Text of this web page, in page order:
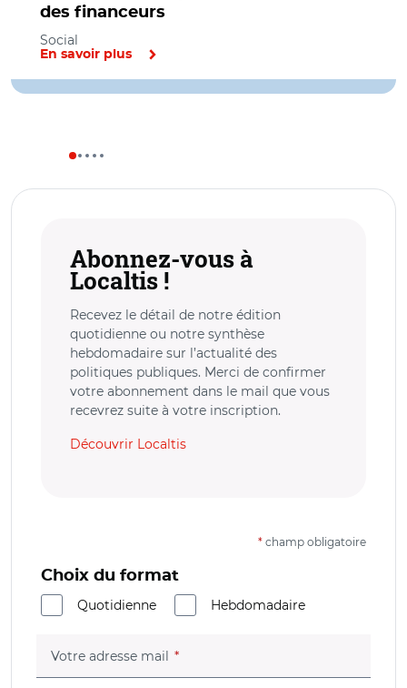
des financeurs
Social
En savoir plus
Abonnez-vous à
Localtis !
Recevez le détail de notre édition
quotidienne ou notre synthèse
hebdomadaire sur l’actualité des
politiques publiques. Merci de confirmer
votre abonnement dans le mail que vous
recevrez suite à votre inscription.
Découvrir Localtis
* champ obligatoire
Choix du format
Quotidienne
Hebdomadaire
Votre adresse mail (champ obligatoire)